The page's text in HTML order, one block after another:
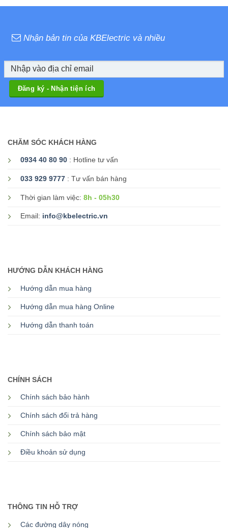
Nhận bản tin của KBElectric và nhiều
CHĂM SÓC KHÁCH HÀNG
0934 40 80 90 : Hotline tư vấn
033 929 9777 : Tư vấn bán hàng
Thời gian làm việc: 8h - 05h30
Email: info@kbelectric.vn
HƯỚNG DẪN KHÁCH HÀNG
Hướng dẫn mua hàng
Hướng dẫn mua hàng Online
Hướng dẫn thanh toán
CHÍNH SÁCH
Chính sách bảo hành
Chính sách đổi trả hàng
Chính sách bảo mật
Điều khoản sử dụng
THÔNG TIN HỖ TRỢ
Các đường dây nóng